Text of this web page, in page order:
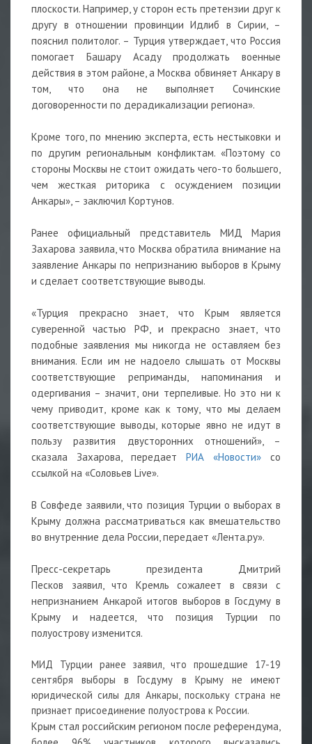
плоскости. Например, у сторон есть претензии друг к
другу в отношении провинции Идлиб в Сирии, –
пояснил политолог. – Турция утверждает, что Россия
помогает Башару Асаду продолжать военные
действия в этом районе, а Москва обвиняет Анкару в
том, что она не выполняет Сочинские
договоренности по дерадикализации региона».
Кроме того, по мнению эксперта, есть нестыковки и
по другим региональным конфликтам. «Поэтому со
стороны Москвы не стоит ожидать чего-то большего,
чем жесткая риторика с осуждением позиции
Анкары», – заключил Кортунов.
Ранее официальный представитель МИД Мария
Захарова заявила, что Москва обратила внимание на
заявление Анкары по непризнанию выборов в Крыму
и сделает соответствующие выводы.
«Турция прекрасно знает, что Крым является
суверенной частью РФ, и прекрасно знает, что
подобные заявления мы никогда не оставляем без
внимания. Если им не надоело слышать от Москвы
соответствующие реприманды, напоминания и
одергивания – значит, они терпеливые. Но это ни к
чему приводит, кроме как к тому, что мы делаем
соответствующие выводы, которые явно не идут в
пользу развития двусторонних отношений», –
сказала Захарова, передает РИА «Новости» со
ссылкой на «Соловьев Live».
В Совфеде заявили, что позиция Турции о выборах в
Крыму должна рассматриваться как вмешательство
во внутренние дела России, передает «Лента.ру».
Пресс-секретарь президента Дмитрий
Песков заявил, что Кремль сожалеет в связи с
непризнанием Анкарой итогов выборов в Госдуму в
Крыму и надеется, что позиция Турции по
полуострову изменится.
МИД Турции ранее заявил, что прошедшие 17-19
сентября выборы в Госдуму в Крыму не имеют
юридической силы для Анкары, поскольку страна не
признает присоединение полуострова к России.
Крым стал российским регионом после референдума,